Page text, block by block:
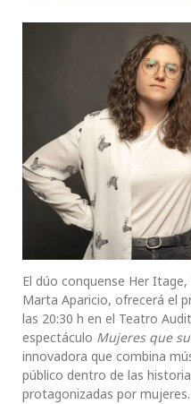
El dúo conquense Her
Marta Aparicio, ofrecerá el
las 20:30 h en el Teatro
espectáculo Mujeres que
innovadora que combina
público dentro de las
protagonizadas por mujeres.